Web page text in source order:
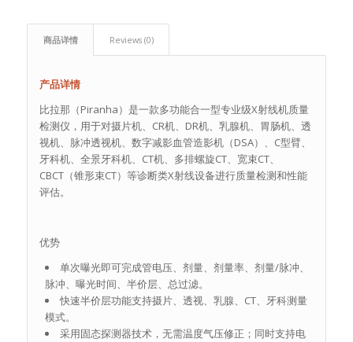
商品详情 Reviews (0)
产品详情
比拉那（Piranha）是一款多功能合一型专业级X射线机质量
检测仪，用于对摄片机、CR机、DR机、乳腺机、胃肠机、透
视机、脉冲透视机、数字减影血管造影机（DSA）、C型臂、
牙科机、全景牙科机、CT机、多排螺旋CT、宽束CT、
CBCT（锥形束CT）等诊断类X射线设备进行质量检测和性能
评估。
优势
单次曝光即可完成管电压、剂量、剂量率、剂量/脉冲、
脉冲、曝光时间、半价层、总过滤。
快速半价层功能支持摄片、透视、乳腺、CT、牙科测量
模式。
采用固态探测器技术，无需温度气压修正；同时支持电